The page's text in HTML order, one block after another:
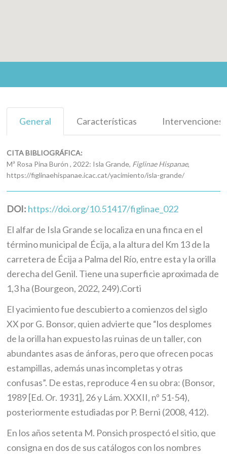
General Características Intervenciones
CITA BIBLIOGRÁFICA:
Mª Rosa Pina Burón , 2022: Isla Grande, Figlinae Hispanae,
https://figlinaehispanae.icac.cat/yacimiento/isla-grande/
DOI: https://doi.org/10.51417/figlinae_022
El alfar de Isla Grande se localiza en una finca en el
término municipal de Écija, a la altura del Km 13 de la
carretera de Écija a Palma del Río, entre esta y la orilla
derecha del Genil. Tiene una superficie aproximada de
1,3 ha (Bourgeon, 2022, 249).Corti
El yacimiento fue descubierto a comienzos del siglo
XX por G. Bonsor, quien advierte que “los desplomes
de la orilla han expuesto las ruinas de un taller, con
abundantes asas de ánforas, pero que ofrecen pocas
estampillas, además unas incompletas y otras
confusas”. De estas, reproduce 4 en su obra: (Bonsor,
1989 [Ed. Or. 1931], 26 y Lám. XXXII, nº 51-54),
posteriormente estudiadas por P. Berni (2008, 412).
En los años setenta M. Ponsich prospectó el sitio, que
consigna en dos de sus catálogos con los nombres